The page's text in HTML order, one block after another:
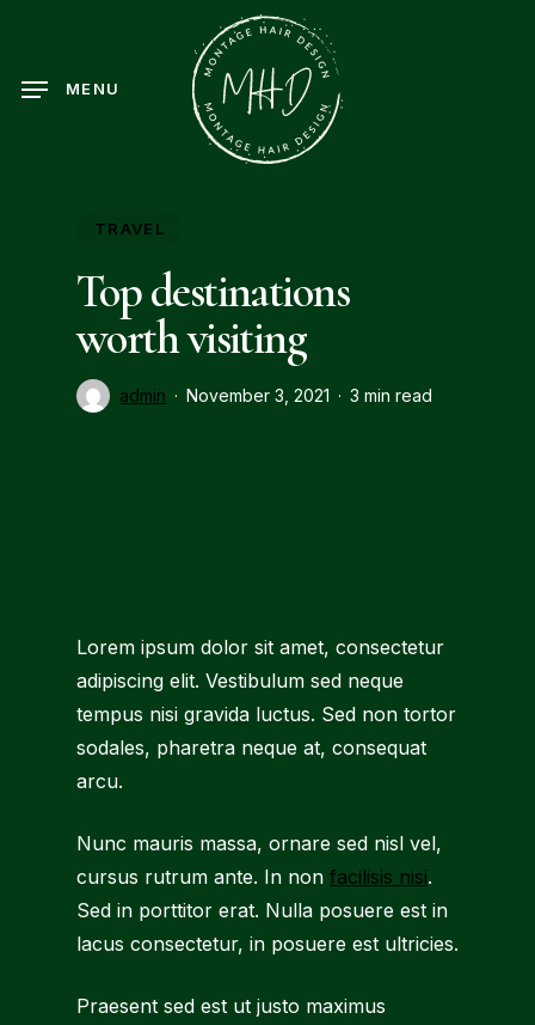
main
MENU
TRAVEL
Top destinations
worth visiting
admin November 3, 2021 3 min read
Lorem ipsum dolor sit amet, consectetur
adipiscing elit. Vestibulum sed neque
tempus nisi gravida luctus. Sed non tortor
sodales, pharetra neque at, consequat
arcu.
Nunc mauris massa, ornare sed nisl vel,
cursus rutrum ante. In non facilisis nisi.
Sed in porttitor erat. Nulla posuere est in
lacus consectetur, in posuere est ultricies.
Praesent sed est ut justo maximus